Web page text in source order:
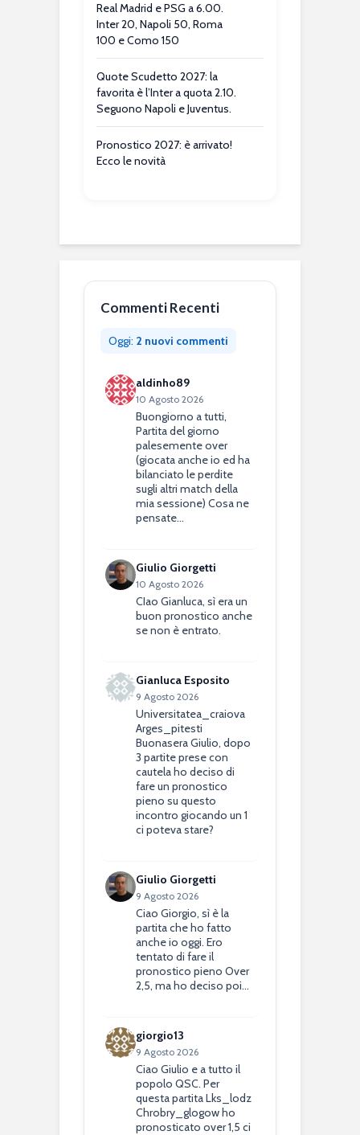
Real Madrid e PSG a 6.00.
Inter 20, Napoli 50, Roma
100 e Como 150
Quote Scudetto 2027: la
favorita è l’Inter a quota 2.10.
Seguono Napoli e Juventus.
Pronostico 2027: è arrivato!
Ecco le novità
Commenti Recenti
Oggi: 2 nuovi commenti
aldinho89
10 Agosto 2026
Buongiorno a tutti,
Partita del giorno
palesemente over
(giocata anche io ed ha
bilanciato le perdite
sugli altri match della
mia sessione) Cosa ne
pensate…
Giulio Giorgetti
10 Agosto 2026
CIao Gianluca, sì era un
buon pronostico anche
se non è entrato.
Gianluca Esposito
9 Agosto 2026
Universitatea_craiova
Arges_pitesti
Buonasera Giulio, dopo
3 partite prese con
cautela ho deciso di
fare un pronostico
pieno su questo
incontro giocando un 1
ci poteva stare?
Giulio Giorgetti
9 Agosto 2026
Ciao Giorgio, sì è la
partita che ho fatto
anche io oggi. Ero
tentato di fare il
pronostico pieno Over
2,5, ma ho deciso poi…
giorgio13
9 Agosto 2026
Ciao Giulio e a tutto il
popolo QSC. Per
questa partita Lks_lodz
Chrobry_glogow ho
pronosticato over 1,5 ci